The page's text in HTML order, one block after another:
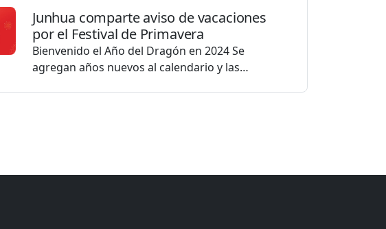
Junhua comparte aviso de vacaciones
por el Festival de Primavera
Bienvenido el Año del Dragón en 2024 Se
agregan años nuevos al calendario y las…